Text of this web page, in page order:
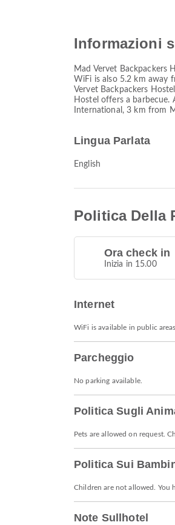
Informazioni
Mad Vervet Backpackers
WiFi is also 5.2 km away
Vervet Backpackers
Hostel offers a barbecue.
International, 3 km from
Lingua Parlata
English
Politica Della
Ora check in
Inizia in 15.00
Internet
WiFi is available in public
Parcheggio
No parking available.
Politica Sugli
Pets are allowed on request.
Politica Sui
Children are not allowed. You
Note Sullhotel